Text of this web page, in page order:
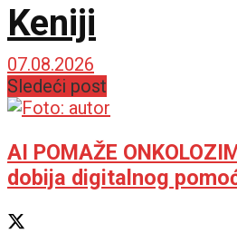
Keniji
07.08.2026
Sledeći post
AI POMAŽE
dobija digitalnog